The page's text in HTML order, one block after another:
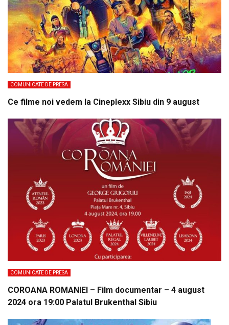
COMUNICATE DE PRESA
Ce filme noi vedem la Cineplexx Sibiu din 9 august
COMUNICATE DE PRESA
COROANA ROMANIEI – Film documentar – 4 august
2024 ora 19:00 Palatul Brukenthal Sibiu